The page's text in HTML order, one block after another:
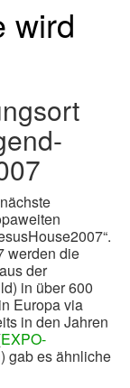
wird
werden die
der
in über 600
Europa via
in den Jahren
EXPO-
gab es ähnliche